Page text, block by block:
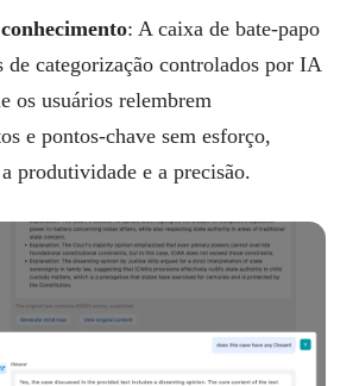
: A caixa de bate-papo
de categorização controlados por IA
os usuários relembrem
e pontos-chave sem esforço,
produtividade e a precisão.